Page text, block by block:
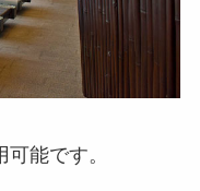
能です。